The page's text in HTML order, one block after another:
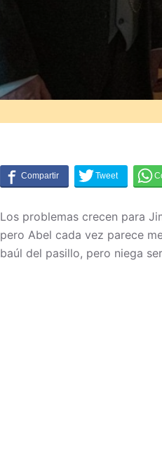
Los problemas crecen para
pero Abel cada vez parece
baúl del pasillo, pero niega